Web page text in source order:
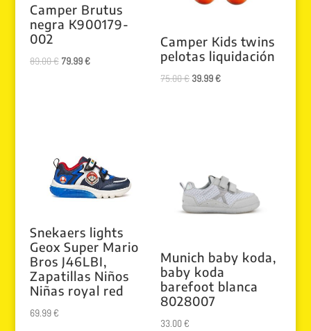
Camper Brutus
negra K900179-
002
89.00€ El
79.99€El
Camper Kids twins
pelotas liquidación
75.00€ El
39.99€El
Snekaers lights
Geox Super Mario
Bros J46LBI,
Zapatillas Niños
Niñas royal red
69.99€
Munich baby koda,
baby koda
barefoot blanca
8028007
33.00€